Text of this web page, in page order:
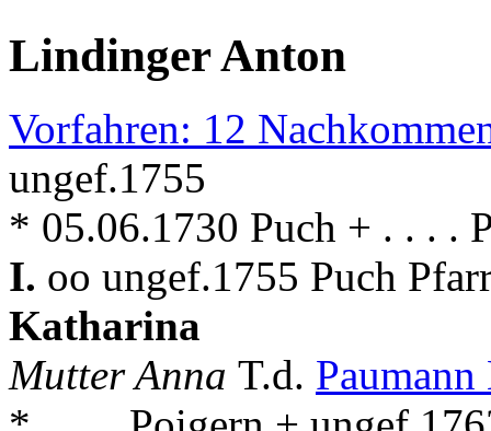
Lindinger Anton
Vorfahren: 12
ungef.1755
* 05.06.1730 Puch + . . . .
I. oo ungef.1755 Puch
Katharina
Mutter Anna T.d.